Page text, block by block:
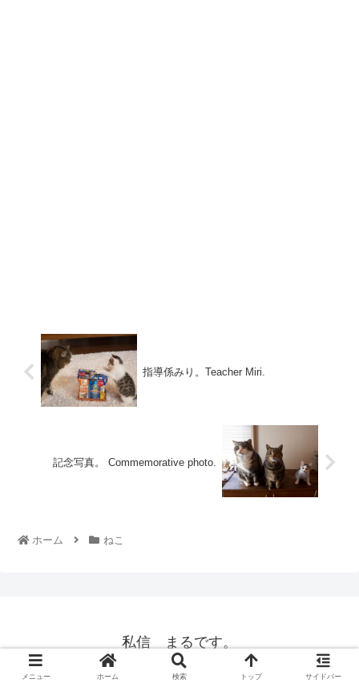
指導係みり。Teacher Miri.
記念写真。 Commemorative photo.
ホーム ねこ
私信 まるです。
© 2008 私信 まるです。.
メニュー ホーム 検索 トップ サイドバー